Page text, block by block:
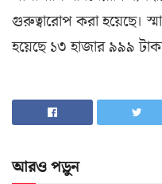
গুরুত্বারোপ করা হয়েছে।
হয়েছে ১৩ হাজার ৯৯৯
আরও পড়ুন